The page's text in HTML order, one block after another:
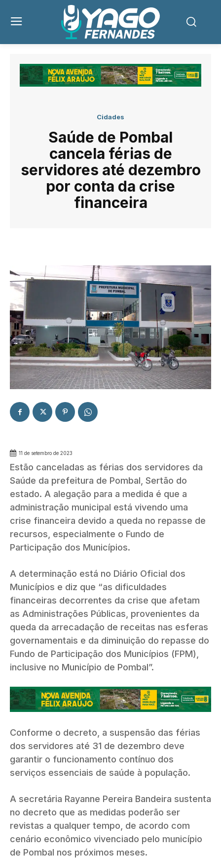
Cidades
Saúde de Pombal
cancela férias de
servidores até dezembro
por conta da crise
financeira
11 de setembro de 2023
Estão canceladas as férias dos servidores da
Saúde da prefeitura de Pombal, Sertão do
estado. A alegação para a medida é que a
administração municipal está vivendo uma
crise financeira devido a queda no repasse de
recursos, especialmente o Fundo de
Participação dos Municípios.
A determinação está no Diário Oficial dos
Municípios e diz que “as dificuldades
financeiras decorrentes da crise que afetam
as Administrações Públicas, provenientes da
queda da arrecadação de receitas nas esferas
governamentais e da diminuição do repasse do
Fundo de Participação dos Municípios (FPM),
inclusive no Município de Pombal”.
Conforme o decreto, a suspensão das férias
dos servidores até 31 de dezembro deve
garantir o funcionamento contínuo dos
serviços essenciais de saúde à população.
A secretária Rayanne Pereira Bandeira sustenta
no decreto que as medidas poderão ser
revistas a qualquer tempo, de acordo com
cenário econômico vivenciado pelo município
de Pombal nos próximos meses.